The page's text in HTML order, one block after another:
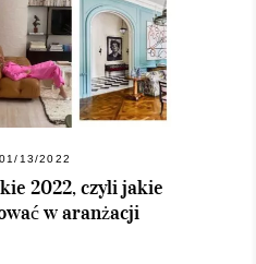
01/13/2022
2022, czyli jakie
w aranżacji